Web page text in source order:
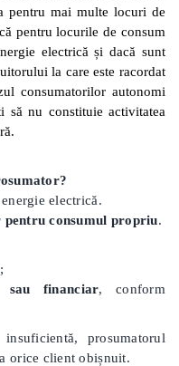
pentru mai multe locuri de
pentru locurile de consum
electrică și dacă sunt
la care este racordat
consumatorilor autonomi
să nu constituie activitatea
electrică.
consumul propriu.
sau financiar, conform
prosumatorul
orice client obișnuit.